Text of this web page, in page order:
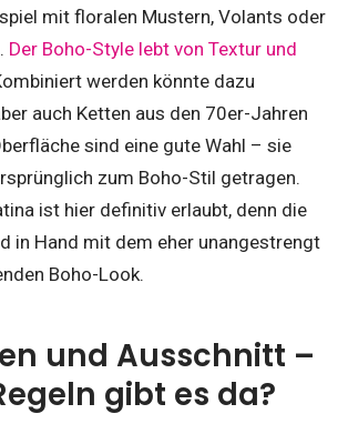
mit floralen Mustern, Volants oder
Der Boho-Style lebt von Textur und
werden könnte dazu
auch Ketten aus den 70er-Jahren
sind eine gute Wahl – sie
zum Boho-Stil getragen.
ist hier definitiv erlaubt, denn die
in Hand mit dem eher unangestrengt
Boho-Look.
und Ausschnitt –
gibt es da?